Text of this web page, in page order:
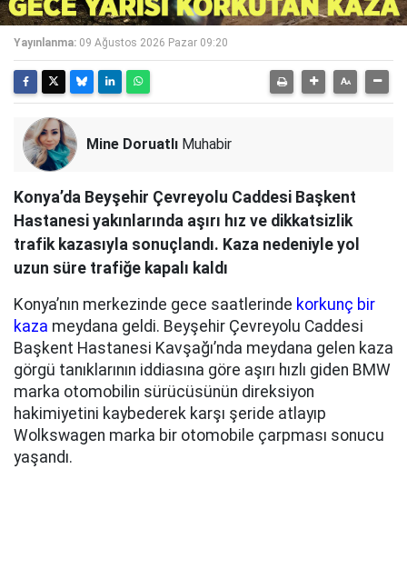
Yayınlanma: 09 Ağustos 2026 Pazar 09:20
Mine Doruatlı Muhabir
Konya’da Beyşehir Çevreyolu Caddesi Başkent
Hastanesi yakınlarında aşırı hız ve dikkatsizlik
trafik kazasıyla sonuçlandı. Kaza nedeniyle yol
uzun süre trafiğe kapalı kaldı
Konya’nın merkezinde gece saatlerinde korkunç bir
kaza meydana geldi. Beyşehir Çevreyolu Caddesi
Başkent Hastanesi Kavşağı’nda meydana gelen kaza
görgü tanıklarının iddiasına göre aşırı hızlı giden BMW
marka otomobilin sürücüsünün direksiyon
hakimiyetini kaybederek karşı şeride atlayıp
Wolkswagen marka bir otomobile çarpması sonucu
yaşandı.